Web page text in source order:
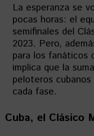
La esperanza se
pocas horas: el
semifinales del
2023. Pero,
para los fanáticos
implica que la
peloteros
cada fase.
Cuba, el Clásico